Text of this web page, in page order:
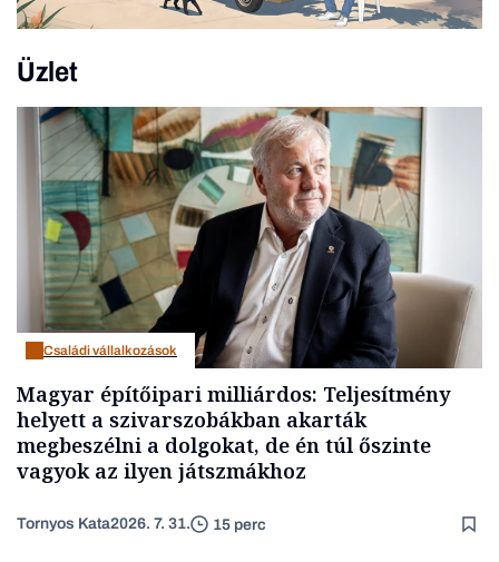
Üzlet
Családi vállalkozások
Magyar építőipari milliárdos: Teljesítmény
helyett a szivarszobákban akarták
megbeszélni a dolgokat, de én túl őszinte
vagyok az ilyen játszmákhoz
Tornyos Kata2026. 7. 31. 15 perc